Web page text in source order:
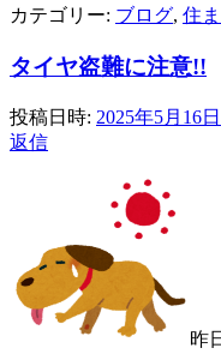
カテゴリー: ブログ, 住
タイヤ盗難に注意!!
投稿日時: 2025年5月16日
返信
昨